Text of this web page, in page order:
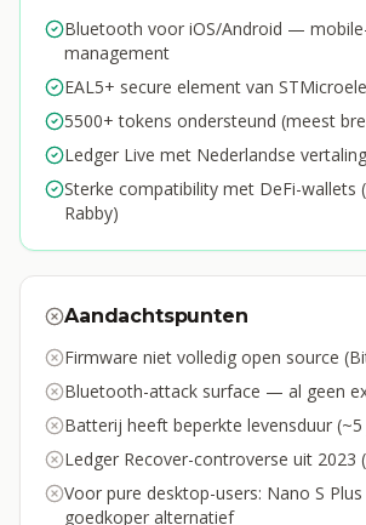
Bluetooth voor iOS/Android —
management
EAL5+ secure element van
5500+ tokens ondersteund (meest
Ledger Live met Nederlandse vertaling
Sterke compatibility met DeFi-wallets
Rabby)
Aandachtspunten
Firmware niet volledig open source
Bluetooth-attack surface — al geen
Batterij heeft beperkte levensduur
Ledger Recover-controverse uit 2023
Voor pure desktop-users: Nano S Plus
goedkoper alternatief